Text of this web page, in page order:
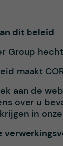
dit beleid
Group
maakt
aan de
over u
in